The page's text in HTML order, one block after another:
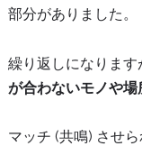
部分がありました。
繰り返しになります
が合わないモノや場
マッチ (共鳴) させ